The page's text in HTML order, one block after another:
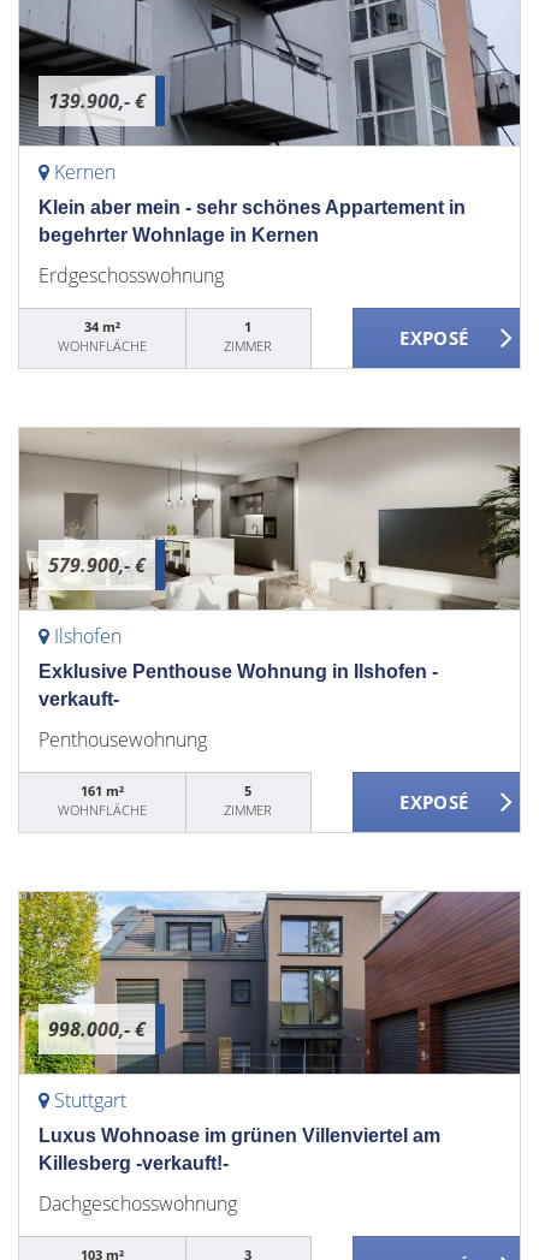
139.900,- €
Kernen
Klein aber mein - sehr schönes Appartement in
begehrter Wohnlage in Kernen
Erdgeschosswohnung
34 m²
WOHNFLÄCHE
1
ZIMMER
579.900,- €
Ilshofen
Exklusive Penthouse Wohnung in Ilshofen -
verkauft-
Penthousewohnung
161 m²
WOHNFLÄCHE
5
ZIMMER
998.000,- €
Stuttgart
Luxus Wohnoase im grünen Villenviertel am
Killesberg -verkauft!-
Dachgeschosswohnung
103 m² 3